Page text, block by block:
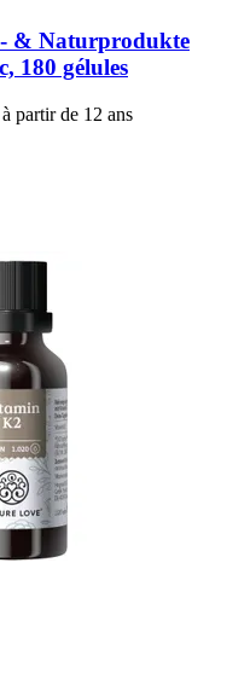
& Naturprodukte
180 gélules
partir de 12 ans